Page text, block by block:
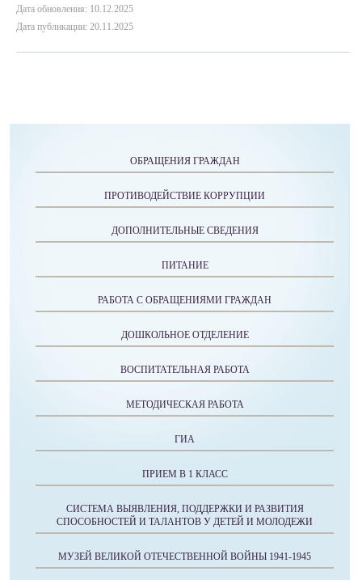
Дата обновления: 10.12.2025
Дата публикации: 20.11.2025
ОБРАЩЕНИЯ ГРАЖДАН
ПРОТИВОДЕЙСТВИЕ КОРРУПЦИИ
ДОПОЛНИТЕЛЬНЫЕ СВЕДЕНИЯ
ПИТАНИЕ
РАБОТА С ОБРАЩЕНИЯМИ ГРАЖДАН
ДОШКОЛЬНОЕ ОТДЕЛЕНИЕ
ВОСПИТАТЕЛЬНАЯ РАБОТА
МЕТОДИЧЕСКАЯ РАБОТА
ГИА
ПРИЕМ В 1 КЛАСС
СИСТЕМА ВЫЯВЛЕНИЯ, ПОДДЕРЖКИ И РАЗВИТИЯ
СПОСОБНОСТЕЙ И ТАЛАНТОВ У ДЕТЕЙ И МОЛОДЕЖИ
МУЗЕЙ ВЕЛИКОЙ ОТЕЧЕСТВЕННОЙ ВОЙНЫ 1941-1945